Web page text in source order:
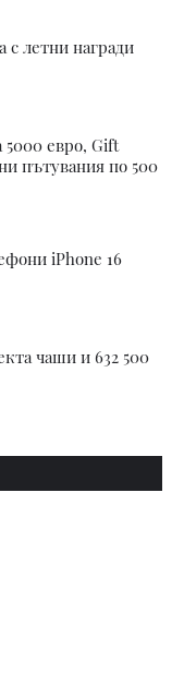
с летни награди
5000 евро, Gift
пътувания по 500
iPhone 16
чаши и 632 500